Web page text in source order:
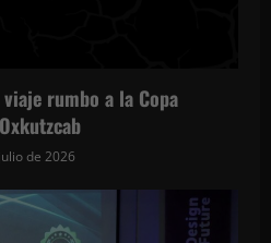
rumbo a la Copa
de 2026